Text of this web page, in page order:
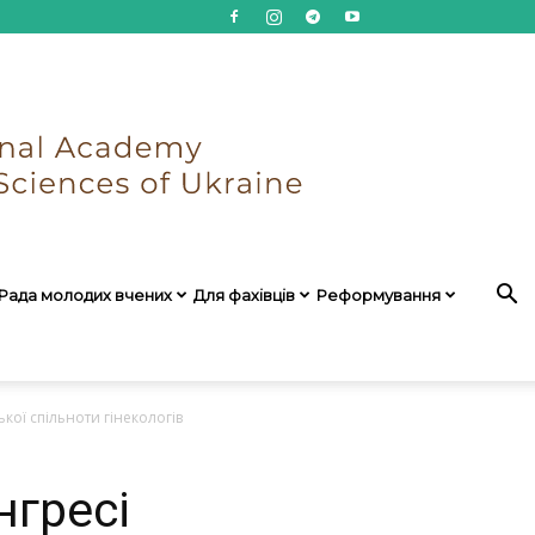
молодих вчених Для фахівців Реформування
спільноти гінекологів